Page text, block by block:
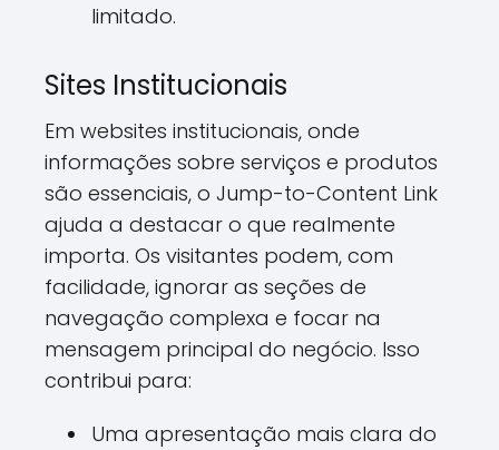
limitado.
Sites Institucionais
Em websites institucionais, onde
informações sobre serviços e produtos
são essenciais, o Jump-to-Content Link
ajuda a destacar o que realmente
importa. Os visitantes podem, com
facilidade, ignorar as seções de
navegação complexa e focar na
mensagem principal do negócio. Isso
contribui para:
Uma apresentação mais clara do